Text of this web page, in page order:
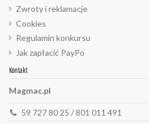
Zwroty i reklamacje
Cookies
Regulamin konkursu
Jak zapłacić PayPo
Kontakt
Magmac.pl
59 727 80 25 / 801 011 491